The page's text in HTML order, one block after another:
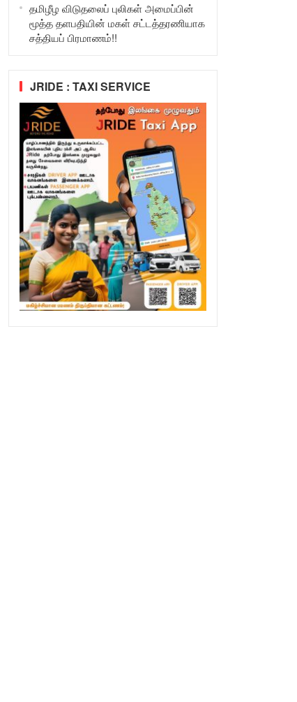
தமிழீழ விடுதலைப் புலிகள் அமைப்பின்
மூத்த தளபதியின் மகள் சட்டத்தரணியாக
சத்தியப் பிரமாணம்!!
JRIDE : TAXI SERVICE